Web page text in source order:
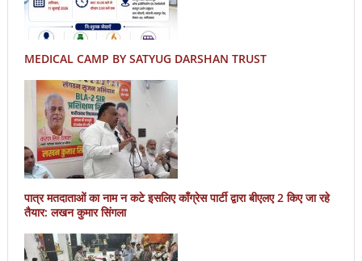
MEDICAL CAMP BY SATYUG DARSHAN TRUST
पात्र मतदाताओं का नाम न कटे इसलिए काँग्रेस पार्टी द्वारा बीएलए 2 किए जा रहे
तैयार: लखन कुमार सिंगला